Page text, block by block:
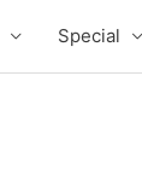
Special